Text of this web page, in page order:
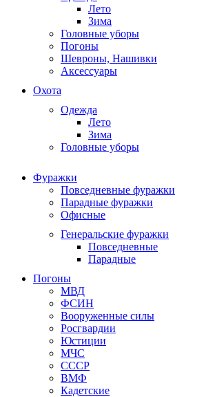
Лето
Зима
Головные уборы
Погоны
Шевроны, Нашивки
Аксессуары
Охота
Одежда
Лето
Зима
Головные уборы
Фуражки
Повседневные фуражки
Парадные фуражки
Офисные
Генеральские фуражки
Повседневные
Парадные
Погоны
МВД
ФСИН
Вооруженные силы
Росгвардии
Юстиции
МЧС
СССР
ВМФ
Кадетские